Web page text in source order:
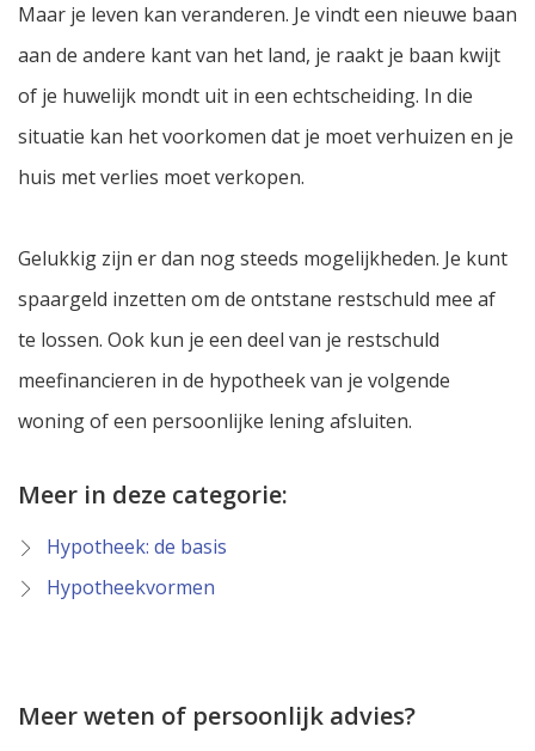
Maar je leven kan veranderen. Je vindt een nieuwe baan
aan de andere kant van het land, je raakt je baan kwijt
of je huwelijk mondt uit in een echtscheiding. In die
situatie kan het voorkomen dat je moet verhuizen en je
huis met verlies moet verkopen.
Gelukkig zijn er dan nog steeds mogelijkheden. Je kunt
spaargeld inzetten om de ontstane restschuld mee af
te lossen. Ook kun je een deel van je restschuld
meefinancieren in de hypotheek van je volgende
woning of een persoonlijke lening afsluiten.
Meer in deze categorie:
Hypotheek: de basis
Hypotheekvormen
Meer weten of persoonlijk advies?